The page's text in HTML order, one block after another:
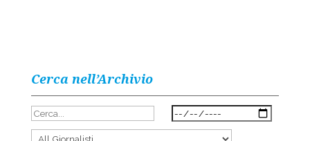
Cerca nell’Archivio